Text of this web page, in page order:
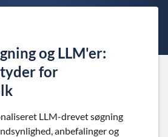
og LLM'er:
for
LLM-drevet søgning
anbefalinger og